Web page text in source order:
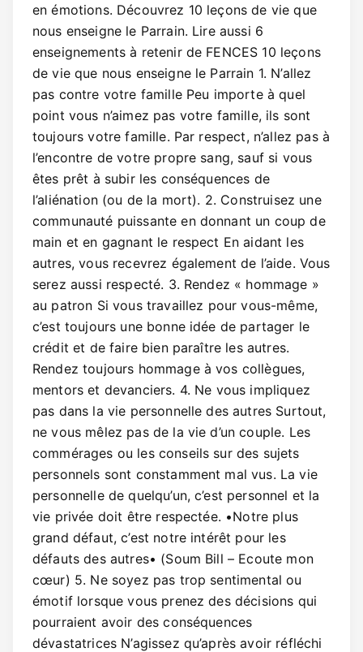
en émotions. Découvrez 10 leçons de vie que
nous enseigne le Parrain. Lire aussi 6
enseignements à retenir de FENCES 10 leçons
de vie que nous enseigne le Parrain 1. N’allez
pas contre votre famille Peu importe à quel
point vous n’aimez pas votre famille, ils sont
toujours votre famille. Par respect, n’allez pas à
l’encontre de votre propre sang, sauf si vous
êtes prêt à subir les conséquences de
l’aliénation (ou de la mort). 2. Construisez une
communauté puissante en donnant un coup de
main et en gagnant le respect En aidant les
autres, vous recevrez également de l’aide. Vous
serez aussi respecté. 3. Rendez « hommage »
au patron Si vous travaillez pour vous-même,
c’est toujours une bonne idée de partager le
crédit et de faire bien paraître les autres.
Rendez toujours hommage à vos collègues,
mentors et devanciers. 4. Ne vous impliquez
pas dans la vie personnelle des autres Surtout,
ne vous mêlez pas de la vie d’un couple. Les
commérages ou les conseils sur des sujets
personnels sont constamment mal vus. La vie
personnelle de quelqu’un, c’est personnel et la
vie privée doit être respectée. •Notre plus
grand défaut, c’est notre intérêt pour les
défauts des autres• (Soum Bill – Ecoute mon
cœur) 5. Ne soyez pas trop sentimental ou
émotif lorsque vous prenez des décisions qui
pourraient avoir des conséquences
dévastatrices N’agissez qu’après avoir réfléchi